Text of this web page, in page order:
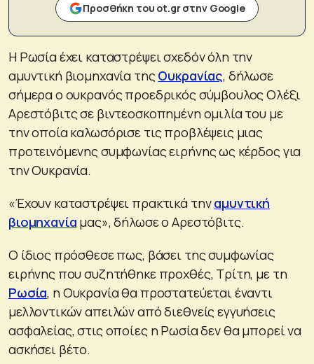
Προσθήκη του ot.gr στην Google
Η Ρωσία έχει καταστρέψει σχεδόν όλη την
αμυντική βιομηχανία τηςΟυκρανίας, δήλωσε
σήμερα ο ουκρανός προεδρικός σύμβουλος Ολέξι
Αρεστόβιτς σε βιντεοσκοπημένη ομιλία του με
την οποία καλωσόρισε τις προβλέψεις μιας
προτεινόμενης συμφωνίας ειρήνης ως κέρδος για
την Ουκρανία.
«Έχουν καταστρέψει πρακτικά τηναμυντική
βιομηχανία μας», δήλωσε ο Αρεστόβιτς.
Ο ίδιος πρόσθεσε πως, βάσει της συμφωνίας
ειρήνης που συζητήθηκε προχθές, Τρίτη, με τη
Ρωσία, η Ουκρανία θα προστατεύεται έναντι
μελλοντικών απειλών από διεθνείς εγγυήσεις
ασφαλείας, στις οποίες η Ρωσία δεν θα μπορεί να
ασκήσει βέτο.